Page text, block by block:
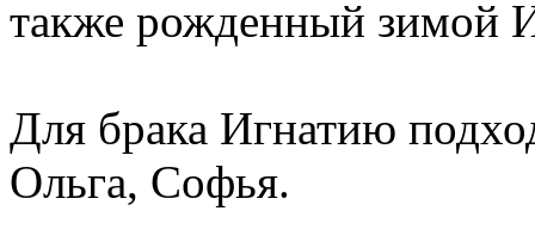
также рожденный зимой
Для брака Игнатию
Ольга, Софья.